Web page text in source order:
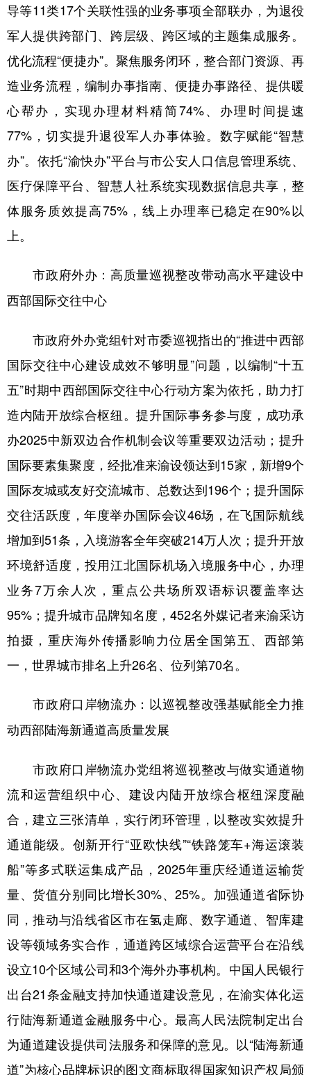
导等11类17个关联性强的业务事项全部联办，为退役
军人提供跨部门、跨层级、跨区域的主题集成服务。
优化流程“便捷办”。聚焦服务闭环，整合部门资源、再
造业务流程，编制办事指南、便捷办事路径、提供暖
心帮办，实现办理材料精简74%、办理时间提速
77%，切实提升退役军人办事体验。数字赋能“智慧
办”。依托“渝快办”平台与市公安人口信息管理系统、
医疗保障平台、智慧人社系统实现数据信息共享，整
体服务质效提高75%，线上办理率已稳定在90%以
上。
市政府外办：高质量巡视整改带动高水平建设中
西部国际交往中心
市政府外办党组针对市委巡视指出的“推进中西部
国际交往中心建设成效不够明显”问题，以编制“十五
五”时期中西部国际交往中心行动方案为依托，助力打
造内陆开放综合枢纽。提升国际事务参与度，成功承
办2025中新双边合作机制会议等重要双边活动；提升
国际要素集聚度，经批准来渝设领达到15家，新增9个
国际友城或友好交流城市、总数达到196个；提升国际
交往活跃度，年度举办国际会议46场，在飞国际航线
增加到51条，入境游客全年突破214万人次；提升开放
环境舒适度，投用江北国际机场入境服务中心，办理
业务7万余人次，重点公共场所双语标识覆盖率达
95%；提升城市品牌知名度，452名外媒记者来渝采访
拍摄，重庆海外传播影响力位居全国第五、西部第
一，世界城市排名上升26名、位列第70名。
市政府口岸物流办：以巡视整改强基赋能全力推
动西部陆海新通道高质量发展
市政府口岸物流办党组将巡视整改与做实通道物
流和运营组织中心、建设内陆开放综合枢纽深度融
合，建立三张清单，实行闭环管理，以整改实效提升
通道能级。创新开行“亚欧快线”“铁路笼车+海运滚装
船”等多式联运集成产品，2025年重庆经通道运输货
量、货值分别同比增长30%、25%。加强通道省际协
同，推动与沿线省区市在氢走廊、数字通道、智库建
设等领域务实合作，通道跨区域综合运营平台在沿线
设立10个区域公司和3个海外办事机构。中国人民银行
出台21条金融支持加快通道建设意见，在渝实体化运
行陆海新通道金融服务中心。最高人民法院制定出台
为通道建设提供司法服务和保障的意见。以“陆海新通
道”为核心品牌标识的图文商标取得国家知识产权局颁